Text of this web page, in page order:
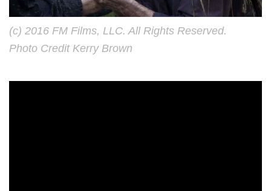
(c) 2016 FM Films, LLC. All Rights Reserved.
Photo Credit Kerry Brown